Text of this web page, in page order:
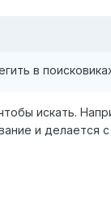
в
искать.
и